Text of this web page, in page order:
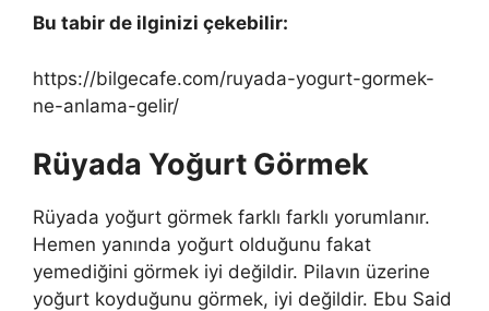
Bu tabir de ilginizi çekebilir:
https://bilgecafe.com/ruyada-yogurt-gormek-
ne-anlama-gelir/
Rüyada Yoğurt Görmek
Rüyada yoğurt görmek farklı farklı yorumlanır.
Hemen yanında yoğurt olduğunu fakat
yemediğini görmek iyi değildir. Pilavın üzerine
yoğurt koyduğunu görmek, iyi değildir. Ebu Said